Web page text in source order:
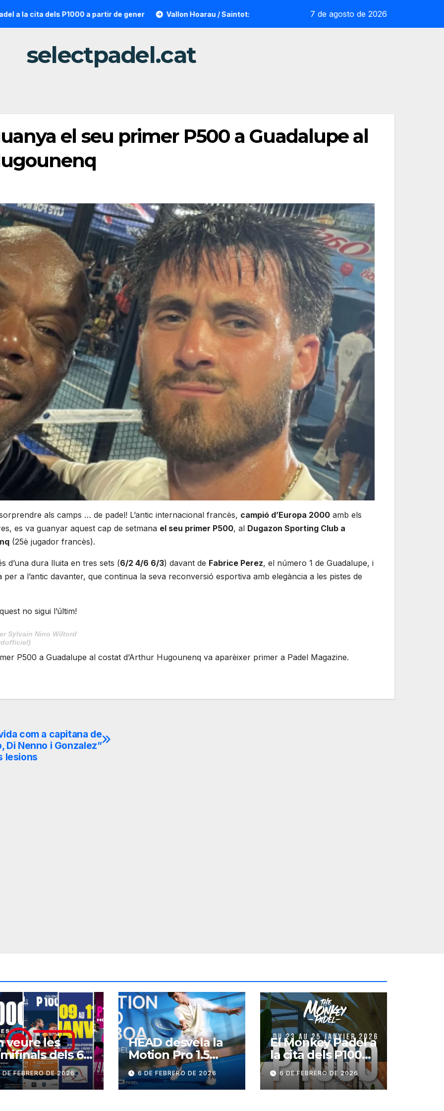
dels P1000 a partir de gener Vallon Hoarau / Saintot: la sorpresa reoliana que desafia la cap de sèrie 1
7 de agosto de 2026
selectpadel.cat
el seu primer P500 a Guadalupe al
als camps … de padel! L’antic internacional francès, campió d’Europa 2000 amb els
es va guanyar aquest cap de setmana el seu primer P500, al Dugazon Sporting Club a
(25è jugador francès).
d’una dura lluita en tres sets (6/2 4/6 6/3) davant de Fabrice Perez, el número 1 de Guadalupe, i
a l’antic davanter, que continua la seva reconversió esportiva amb elegància a les pistes de
no sigui l’últim!
Sylvain Nino Wiltord
P500 a Guadalupe al costat d’Arthur Hugounenq va aparèixer primer a Padel Magazine.
com a capitana de
Di Nenno i Gonzalez”
lesions
veure les
dels 6
del cap de
DE FEBRERO DE 2026
HEAD desvela la
Motion Pro 1.5
BOA
6 DE FEBRERO DE 2026
El Monkey Padel a
la cita dels P1000
a partir de gener
6 DE FEBRERO DE 2026